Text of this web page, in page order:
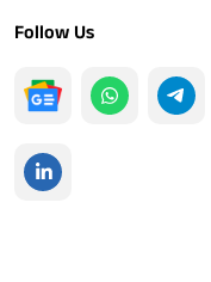
Follow Us